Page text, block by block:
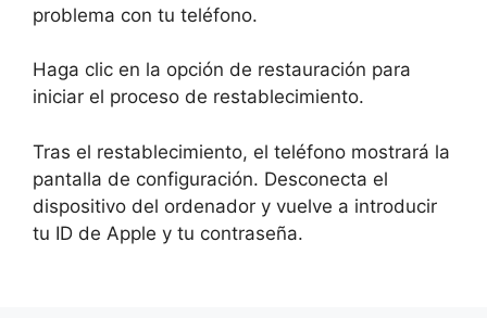
problema con tu teléfono.
Haga clic en la opción de restauración para
iniciar el proceso de restablecimiento.
Tras el restablecimiento, el teléfono mostrará la
pantalla de configuración. Desconecta el
dispositivo del ordenador y vuelve a introducir
tu ID de Apple y tu contraseña.